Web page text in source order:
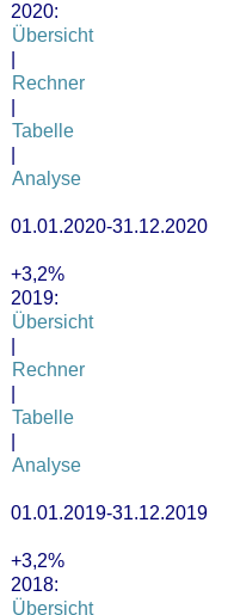
2020:
Übersicht
Rechner
Tabelle
Analyse
01.01.2020-31.12.2020
+3,2%
2019:
Übersicht
Rechner
Tabelle
Analyse
01.01.2019-31.12.2019
+3,2%
2018:
Übersicht